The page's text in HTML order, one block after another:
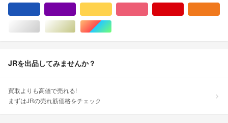
シルバー/銀色系ゴールド/金色系マルチカラー
JRを出品してみませんか？
買取よりも高値で売れる!
まずはJRの売れ筋価格をチェック